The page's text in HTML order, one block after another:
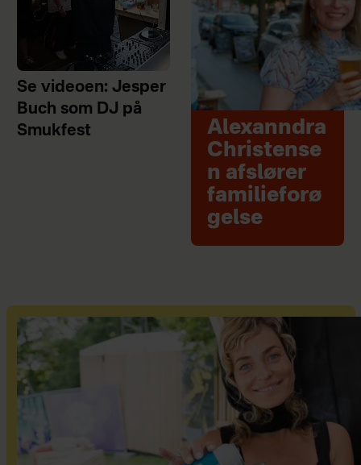
Se videoen: Jesper
Buch som DJ på
Smukfest
Alexanndra
Christense
n afslører
familieforø
gelse